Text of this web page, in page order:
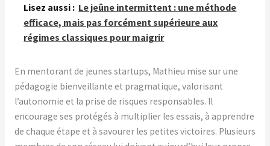
Lisez aussi : Le jeûne intermittent : une méthode
efficace, mais pas forcément supérieure aux
régimes classiques pour maigrir
En mentorant de jeunes startups, Mathieu mise sur une
pédagogie bienveillante et pragmatique, valorisant
l’autonomie et la prise de risques responsables. Il
encourage ses protégés à multiplier les essais, à apprendre
de chaque étape et à savourer les petites victoires. Plusieurs